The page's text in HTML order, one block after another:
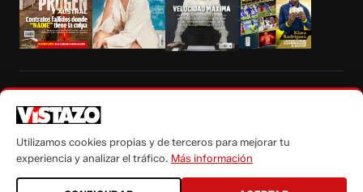
autorización escrita de su titular, de todos los contenidos de Vistazo.com.
Utilizamos cookies propias y de terceros para mejorar tu
experiencia y analizar el tráfico. Más información